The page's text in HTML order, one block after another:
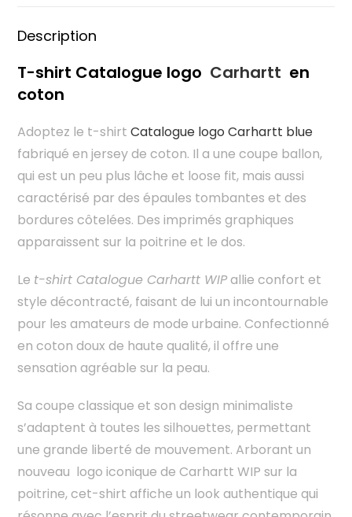
Description
T-shirt Catalogue logo Carhartt en
coton
Adoptez le t-shirt Catalogue logo Carhartt blue
fabriqué en jersey de coton. Il a une coupe ballon,
qui est un peu plus lâche et loose fit, mais aussi
caractérisé par des épaules tombantes et des
bordures côtelées. Des imprimés graphiques
apparaissent sur la poitrine et le dos.
Le t-shirt Catalogue Carhartt WIPallie confort et
style décontracté, faisant de lui un incontournable
pour les amateurs de mode urbaine. Confectionné
en coton doux de haute qualité, il offre une
sensation agréable sur la peau.
Sa coupe classique et son design minimaliste
s’adaptent à toutes les silhouettes, permettant
une grande liberté de mouvement. Arborant un
nouveau logo iconique de Carhartt WIP sur la
poitrine, cet-shirt affiche un look authentique qui